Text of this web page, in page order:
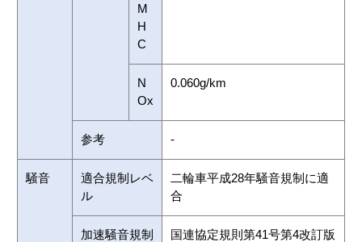
M
H
C
N
Ox
0.060g/km
参考 -
騒音
適合規制レベ
ル
二輪車平成28年騒音規制に適
合
加速騒音規制
国連協定規則第41号第4改訂版